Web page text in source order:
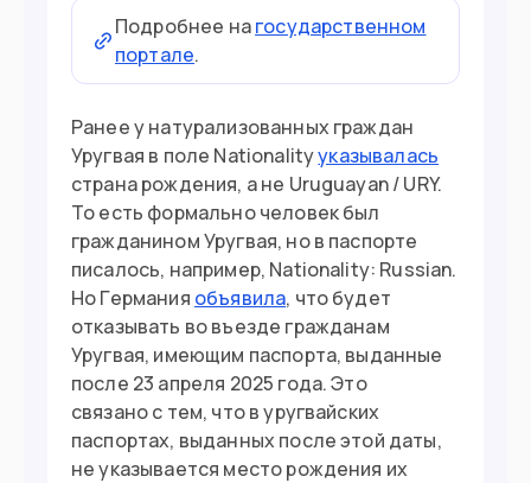
Подробнее нагосударственном
портале.
Ранее у натурализованных граждан
Уругвая в поле Nationalityуказывалась
страна рождения, а не Uruguayan / URY.
То есть формально человек был
гражданином Уругвая, но в паспорте
писалось, например, Nationality: Russian.
Но Германия объявила, что будет
отказывать во въезде гражданам
Уругвая, имеющим паспорта, выданные
после 23 апреля 2025 года. Это
связано с тем, что в уругвайских
паспортах, выданных после этой даты,
не указывается место рождения их